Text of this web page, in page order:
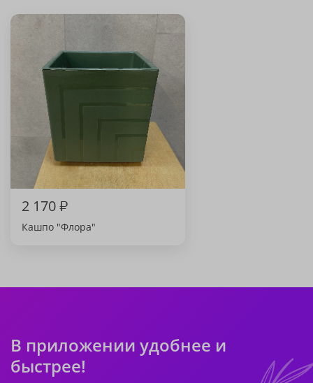
2 170₽
Кашпо "Флора"
В приложении удобнее и
быстрее!